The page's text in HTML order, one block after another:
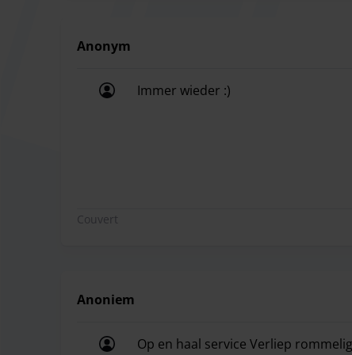
Planification :
Prolongations et retards :Une prolongation de
Anonym
Immer wieder :)
Couvert
Anoniem
Op en haal service Verliep